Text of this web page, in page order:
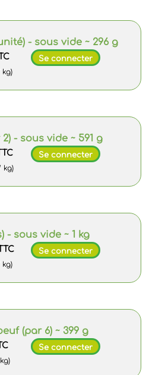
- sous vide ~ 296 g
kg)
Se connecter
- sous vide ~ 591 g
kg)
Se connecter
- sous vide ~ 1 kg
TTC
kg)
Se connecter
(par 6) ~ 399 g
Se connecter